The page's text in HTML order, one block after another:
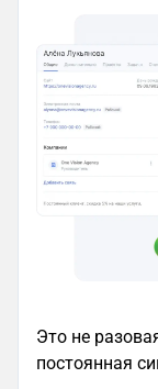
Это не
постоянная